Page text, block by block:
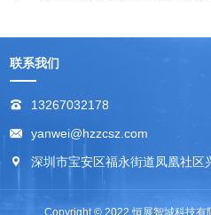
联系我们
13267032178
yanwei@hzzcsz.com
深圳市宝安区福永街道凤凰社区
Copyright © 2022 恒展智城科技有